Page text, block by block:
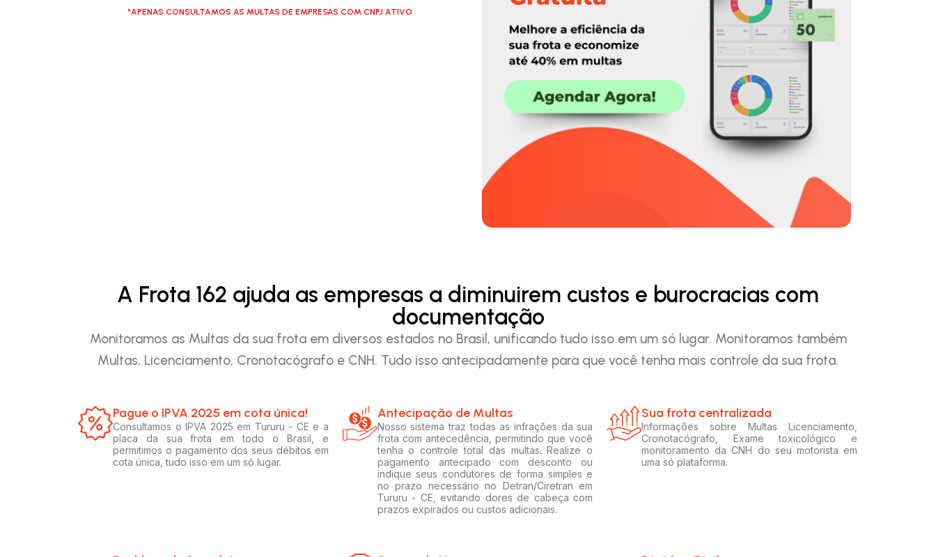
*APENAS CONSULTAMOS AS MULTAS DE EMPRESAS COM CNPJ ATIVO
A Frota 162 ajuda as empresas a diminuirem custos e burocracias com
documentação
Monitoramos as Multas da sua frota em diversos estados no Brasil, unificando tudo isso em um só lugar. Monitoramos também
Multas, Licenciamento, Cronotacógrafo e CNH. Tudo isso antecipadamente para que você tenha mais controle da sua frota.
Pague o IPVA 2025 em cota única!​
Consultamos o IPVA 2025 em Tururu - CE e a
placa da sua frota em todo o Brasil, e
permitimos o pagamento dos seus débitos em
cota única, tudo isso em um só lugar.
Antecipação de Multas
Nosso sistema traz todas as infrações da sua
frota com antecedência, permitindo que você
tenha o controle total das multas. Realize o
pagamento antecipado com desconto ou
indique seus condutores de forma simples e
no prazo necessário no Detran/Ciretran em
Tururu - CE, evitando dores de cabeça com
prazos expirados ou custos adicionais.
Sua frota centralizada​
Informações sobre Multas Licenciamento,
Cronotacógrafo, Exame toxicológico e
monitoramento da CNH do seu motorista em
uma só plataforma.